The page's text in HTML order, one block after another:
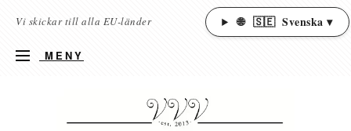
Vi skickar till alla EU-länder 🌐 🇸🇪 Svenska ▾
MENY